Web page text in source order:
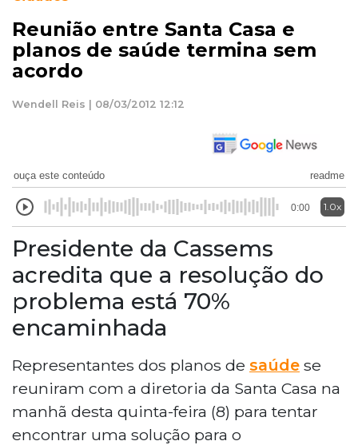
Reunião entre Santa Casa e
planos de saúde termina sem
acordo
Wendell Reis | 08/03/2012 12:12
ouça este conteúdo readme
0:00 1.0x
Presidente da Cassems
acredita que a resolução do
problema está 70%
encaminhada
Representantes dos planos de saúde se
reuniram com a diretoria da Santa Casa na
manhã desta quinta-feira (8) para tentar
encontrar uma solução para o